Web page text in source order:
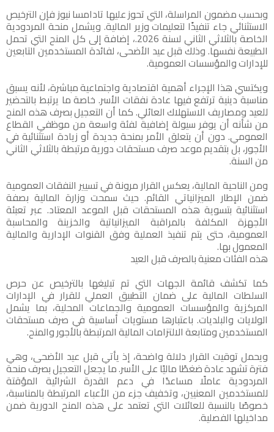
وبحسب مضمون المراسلة، التي تحوز عليها تادامسا نيوز فإن الترخيص
الاستثنائي جاء تنفيذًا لتعليمات وزير المالية. ويشمل منحة المردودية
الخاصة بالثلاثي الثاني لسنة 2026.، إضافة إلى كل المنح التي تحمل
الطبيعة نفسها. وذلك قبل عيد الأضحى، لفائدة المستخدمين التابعين
للإدارات والمؤسسات العمومية.
ويكتسي هذا الإجراء أهمية اقتصادية واجتماعية مباشرة، لأنه يسبق
مناسبة دينية ترتفع فيها عادة نفقات الأسر. خاصة ما يرتبط بالتحضير
للعيد ومصاريف الاستهلاك العائلي. كما أن التعجيل بصرف هذه المنح
من شأنه أن يوفر سيولة إضافية لفئة واسعة من موظفي القطاع
العمومي. دون أن يتعلق الأمر بمنحة جديدة أو زيادة استثنائية في
الأجور، بل بتقديم موعد صرف مستحقات دورية مرتبطة بالثلاثي الثاني
من السنة.
ومن الناحية المالية، يعكس القرار مرونة في تسيير النفقات العمومية
ضمن الإطار الميزانياتي القائم. حيث سمحت وزارة المالية بصفة
استثنائية بتسوية هذه المستحقات قبل الموعد المعتاد. عبر تعبئة
الأجهزة المكلفة بالمراقبة الميزانياتية والخزينة والمحاسبة
العمومية، حتى يتم تنفيذ العملية وفق القنوات الإدارية والمالية
المعمول بها.
هذه الفئات معنية بالصرف قبل العيد
كما تكشف قائمة الجهات التي تم تبليغها بالترخيص عن حرص
السلطات المالية على ضمان التطبيق العملي للقرار في الإدارات
المركزية والمؤسسات العمومية والجماعات المحلية، بما يشمل
الولايات والبلديات. باعتبارها مستويات أساسية في صرف مستحقات
المستخدمين ومتابعة الالتزامات المالية المرتبطة بالأجور والمنح.
ويحمل توقيت القرار دلالة واضحة، إذ يأتي قبل عيد الأضحى، وهي
فترة تشهد عادة ضغطًا ماليًا على الأسر. ما يجعل التعجيل بصرف منحة
المردودية عاملًا مساعدًا في دعم القدرة الشرائية المؤقتة
للمستخدمين المعنيين، وتخفيف جزء من الأعباء المرتبطة بالمناسبة،
خصوصًا بالنسبة للعائلات التي تعتمد على هذه المنح الدورية ضمن
مداخيلها الفصلية.